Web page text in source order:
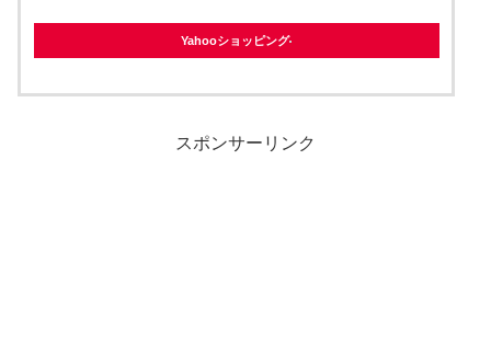
Yahooショッピング
スポンサーリンク